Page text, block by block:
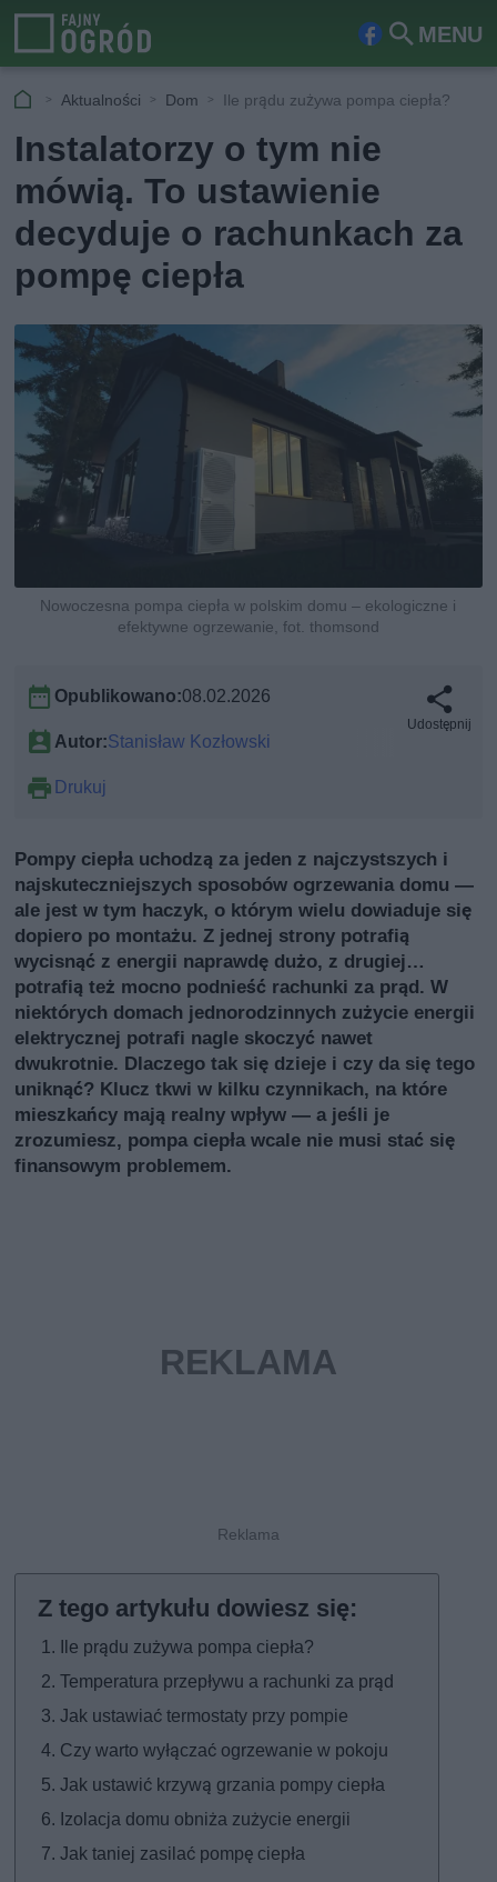
MENU
Fa
ook
Szu
Aktualności Dom Ile prądu zużywa pompa ciepła?
Instalatorzy o tym nie
mówią. To ustawienie
decyduje o rachunkach za
pompę ciepła
Nowoczesna pompa ciepła w polskim domu – ekologiczne i
efektywne ogrzewanie, fot. thomsond
Opublikowano:08.02.2026
Autor:Stanisław Kozłowski
Drukuj
Udostępnij
Pompy ciepła uchodzą za jeden z najczystszych i
najskuteczniejszych sposobów ogrzewania domu —
ale jest w tym haczyk, o którym wielu dowiaduje się
dopiero po montażu. Z jednej strony potrafią
wycisnąć z energii naprawdę dużo, z drugiej…
potrafią też mocno podnieść rachunki za prąd. W
niektórych domach jednorodzinnych zużycie energii
elektrycznej potrafi nagle skoczyć nawet
dwukrotnie. Dlaczego tak się dzieje i czy da się tego
uniknąć? Klucz tkwi w kilku czynnikach, na które
mieszkańcy mają realny wpływ — a jeśli je
zrozumiesz, pompa ciepła wcale nie musi stać się
finansowym problemem.
Ile prądu zużywa pompa ciepła?
Temperatura przepływu a rachunki za prąd
Jak ustawiać termostaty przy pompie
Czy warto wyłączać ogrzewanie w pokoju
Jak ustawić krzywą grzania pompy ciepła
Izolacja domu obniża zużycie energii
Jak taniej zasilać pompę ciepła